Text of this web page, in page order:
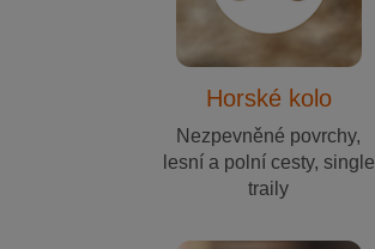
Horské kolo
Nezpevněné povrchy,
lesní a polní cesty, single
traily